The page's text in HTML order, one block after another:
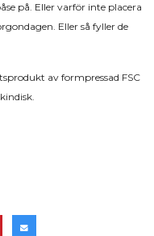
på. Eller varför inte placera
Eller så fyller de
av formpressad FSC